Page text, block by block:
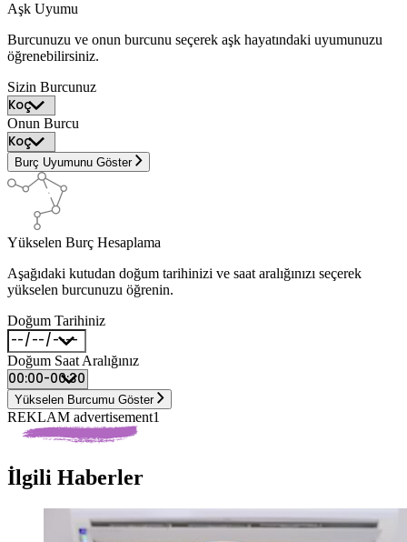
Aşk Uyumu
Burcunuzu ve onun burcunu seçerek aşk hayatındaki uyumunuzu
öğrenebilirsiniz.
Sizin Burcunuz
Onun Burcu
Burç Uyumunu Göster
Yükselen Burç Hesaplama
Aşağıdaki kutudan doğum tarihinizi ve saat aralığınızı seçerek
yükselen burcunuzu öğrenin.
Doğum Tarihiniz
Doğum Saat Aralığınız
Yükselen Burcumu Göster
REKLAM advertisement1
İlgili Haberler